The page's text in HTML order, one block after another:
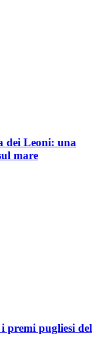
dei Leoni: una
mare
premi pugliesi del